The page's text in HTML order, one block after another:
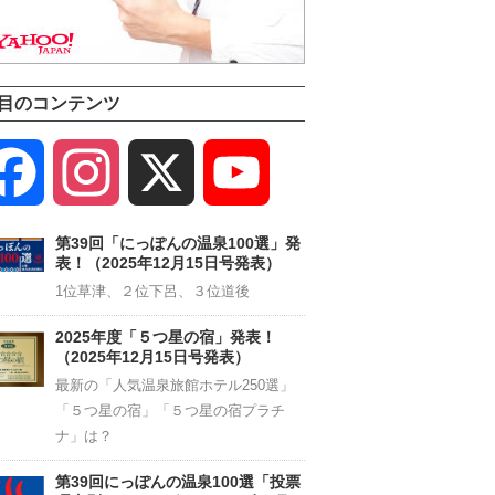
のコンテンツ
Facebook Instagram
Channel
第39回「にっぽんの温泉100選」発
表！（2025年12月15日号発表）
1位草津、２位下呂、３位道後
2025年度「５つ星の宿」発表！
（2025年12月15日号発表）
最新の「人気温泉旅館ホテル250選」
「５つ星の宿」「５つ星の宿プラチ
ナ」は？
第39回にっぽんの温泉100選「投票